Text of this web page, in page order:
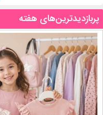
پربازدیدترین‌های هفته